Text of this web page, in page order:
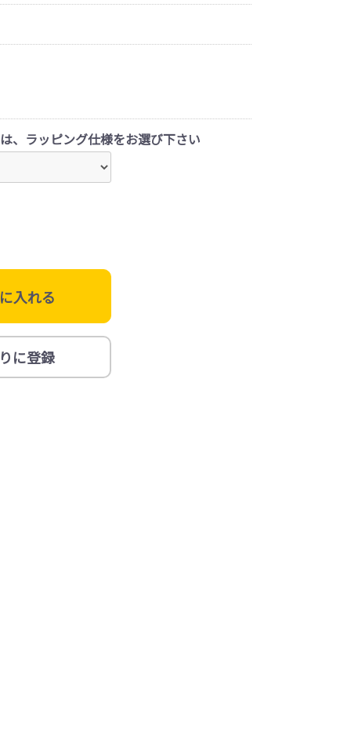
、ラッピング仕様をお選び下さい
入れる
に登録